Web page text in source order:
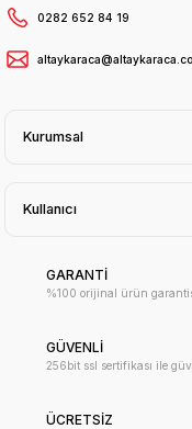
0282 652 84 19
Kurumsal
Kullanıcı
GARANTİ
%100 orijinal ürün
GÜVENLİ
256bit ssl sertifikası ile
ÜCRETSİZ